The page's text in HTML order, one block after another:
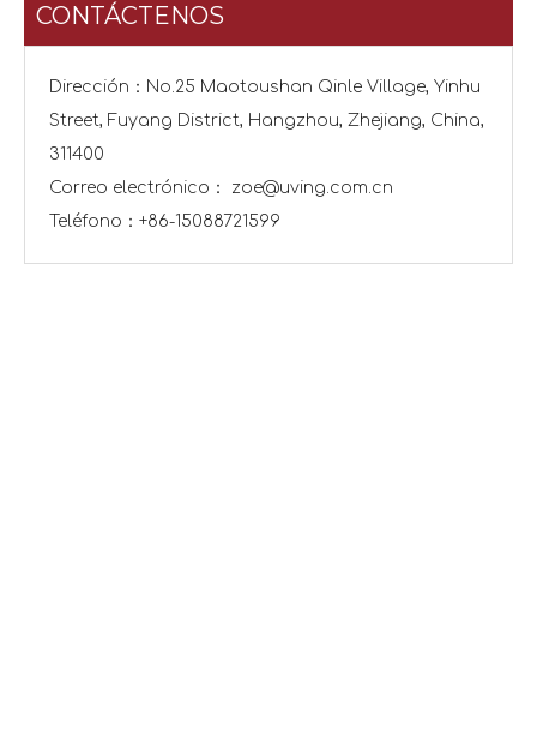
CONTÁCTENOS
Dirección：No.25 Maotoushan Qinle Village, Yinhu
Street, Fuyang District, Hangzhou, Zhejiang, China,
311400
Correo electrónico： zoe@uving.com.cn
Teléfono：+86-15088721599